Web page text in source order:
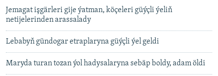
Jemagat işgärleri gije ýatman, köçeleri güýçli ýeliň
netijelerinden arassalady
Lebabyň gündogar etraplaryna güýçli ýel geldi
Maryda turan tozan ýol hadysalaryna sebäp boldy, adam öldi